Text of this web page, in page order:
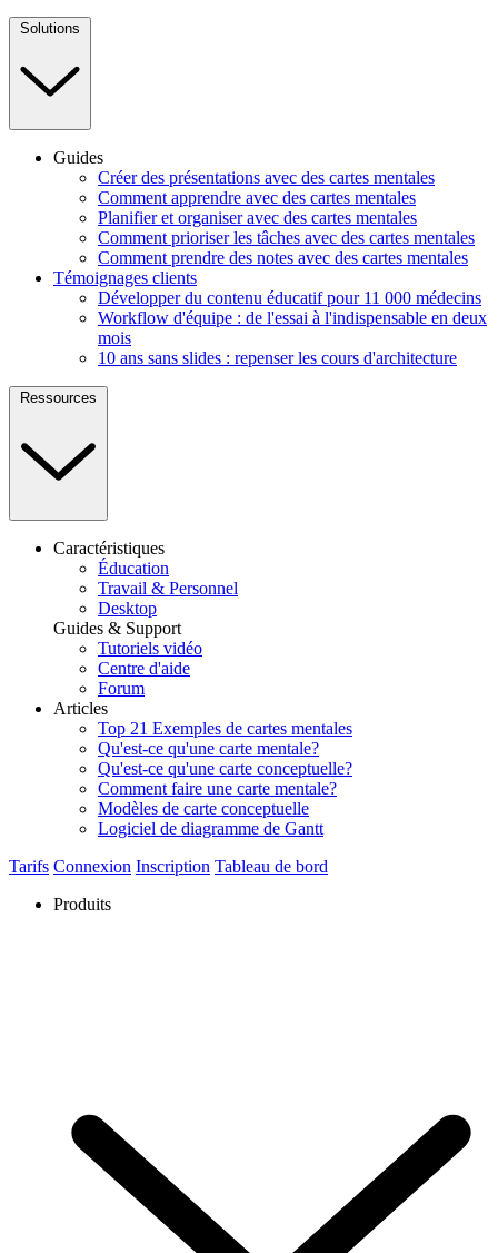
Solutions
Guides
Créer des présentations avec des cartes mentales
Comment apprendre avec des cartes mentales
Planifier et organiser avec des cartes mentales
Comment prioriser les tâches avec des cartes mentales
Comment prendre des notes avec des cartes mentales
Témoignages clients
Développer du contenu éducatif pour 11 000 médecins
Workflow d'équipe : de l'essai à l'indispensable en deux
mois
10 ans sans slides : repenser les cours d'architecture
Ressources
Caractéristiques
Éducation
Travail & Personnel
Desktop
Guides & Support
Tutoriels vidéo
Centre d'aide
Forum
Articles
Top 21 Exemples de cartes mentales
Qu'est-ce qu'une carte mentale?
Qu'est-ce qu'une carte conceptuelle?
Comment faire une carte mentale?
Modèles de carte conceptuelle
Logiciel de diagramme de Gantt
Tarifs Connexion Inscription Tableau de bord
Produits